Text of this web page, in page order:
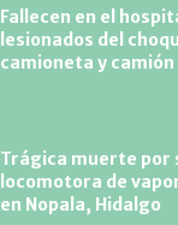
Fallecen en el
lesionados del
camioneta y
Trágica muerte por
locomotora de
en Nopala, Hidalgo